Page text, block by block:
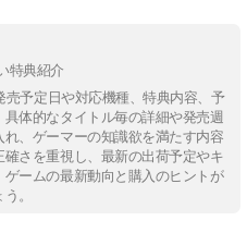
特典紹介
売予定日や対応機種、特典内容、予
体的なタイトル毎の詳細や発売週
、ゲーマーの知識欲を満たす内容
さを重視し、最新の出荷予定やキ
ームの最新動向と購入のヒントが
。